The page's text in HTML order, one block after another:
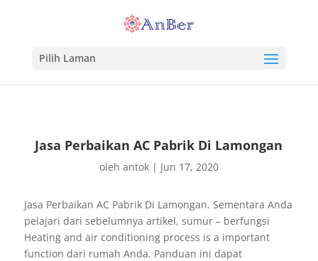
Pilih Laman
Jasa Perbaikan AC Pabrik Di Lamongan
oleh antok| Jun 17, 2020
Jasa Perbaikan AC Pabrik Di Lamongan. Sementara Anda
pelajari dari sebelumnya artikel, sumur – berfungsi
Heating and air conditioning process is a important
function dari rumah Anda. Panduan ini dapat